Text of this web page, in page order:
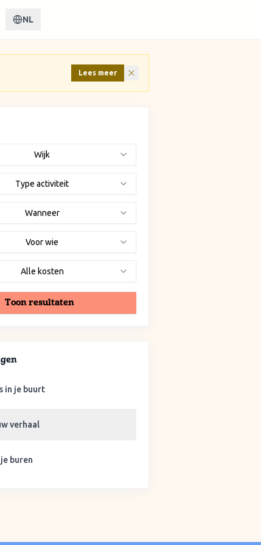
NL
Lees meer
Wijk
Type activiteit
Wanneer
Voor wie
Alle kosten
Toon resultaten
in je buurt
verhaal
buren